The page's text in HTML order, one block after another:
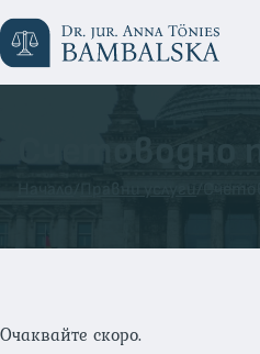
Очаквайте скоро.